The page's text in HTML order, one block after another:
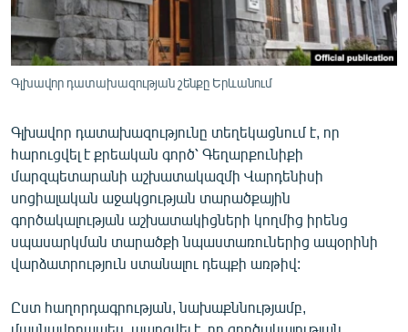
ՄԵԿՆԱԲԱՆՈՒԹՅՈՒՆ
ՏՏ ԵՒ ԻՆՏԵՐՆԵՏ
ԿՈՐՈՆԱՎԻՐՈՒՍ
ՏԵՍԱՆՅՈՒԹԵՐ
ԲԱՆԱՎԵՃ
ՁԳՏԵԼՈՎ ԼԱՎԱԳՈՒՅՆԻՆ
ՓՈԴՔԱՍԹ
English
Գլխավոր դատախազության շենքը Երևանում
Գլխավոր դատախազությունը տեղեկացնում է, որ
հարուցվել է քրեական գործ՝ Գեղարքունիքի
մարզպետարանի աշխատակազմի Վարդենիսի
սոցիալական աջակցության տարածքային
գործակալության աշխատակիցների կողմից իրենց
սպասարկման տարածքի նպաստառուներից ապօրինի
վարձատրություն ստանալու դեպքի առթիվ:
Ըստ հաղորդագրության, նախաքննությամբ,
մասնավորապես, պարզվել է, որ գործակալության